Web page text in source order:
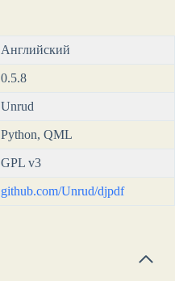
Английский
0.5.8
Unrud
Python, QML
GPL v3
github.com/Unrud/djpdf